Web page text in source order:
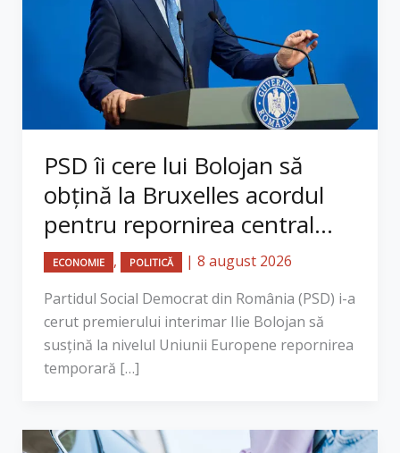
PSD îi cere lui Bolojan să
obțină la Bruxelles acordul
pentru repornirea central...
ECONOMIE , POLITICĂ | 8 august 2026
Partidul Social Democrat din România (PSD) i-a
cerut premierului interimar Ilie Bolojan să
susțină la nivelul Uniunii Europene repornirea
temporară […]